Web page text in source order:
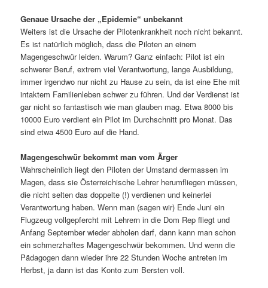
Genaue Ursache der „Epidemie“ unbekannt
Weiters ist die Ursache der Pilotenkrankheit noch nicht bekannt.
Es ist natürlich möglich, dass die Piloten an einem
Magengeschwür leiden. Warum? Ganz einfach: Pilot ist ein
schwerer Beruf, extrem viel Verantwortung, lange Ausbildung,
immer irgendwo nur nicht zu Hause zu sein, da ist eine Ehe mit
intaktem Familienleben schwer zu führen. Und der Verdienst ist
gar nicht so fantastisch wie man glauben mag. Etwa 8000 bis
10000 Euro verdient ein Pilot im Durchschnitt pro Monat. Das
sind etwa 4500 Euro auf die Hand.
Magengeschwür bekommt man vom Ärger
Wahrscheinlich liegt den Piloten der Umstand dermassen im
Magen, dass sie Österreichische Lehrer herumfliegen müssen,
die nicht selten das doppelte (!) verdienen und keinerlei
Verantwortung haben. Wenn man (sagen wir) Ende Juni ein
Flugzeug vollgepfercht mit Lehrern in die Dom Rep fliegt und
Anfang September wieder abholen darf, dann kann man schon
ein schmerzhaftes Magengeschwür bekommen. Und wenn die
Pädagogen dann wieder ihre 22 Stunden Woche antreten im
Herbst, ja dann ist das Konto zum Bersten voll.